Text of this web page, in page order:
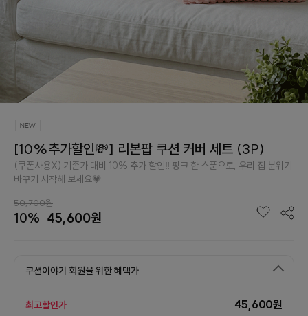
[10%추가할인💸] 리본팝 쿠션 커버 세트 (3P)
(쿠폰사용X) 기존가 대비 10% 추가 할인‼️ 핑크 한 스푼으로, 우리 집 분위기
바꾸기 시작해 보세요💗
50,700원
10% 45,600원
쿠션이야기 회원을 위한 혜택가
최고할인가 45,600원